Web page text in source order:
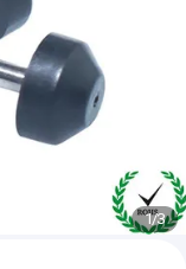
1/3